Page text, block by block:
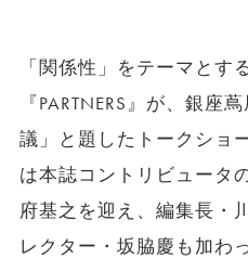
「関係性」をテーマとす
『PARTNERS』が、銀座
議」と題したトークショ
は本誌コントリビュータ
府基之を迎え、編集長・
レクター・坂脇慶も加わ